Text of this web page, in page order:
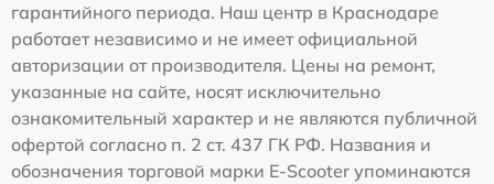
гарантийного периода. Наш центр в Краснодаре
работает независимо и не имеет официальной
авторизации от производителя. Цены на ремонт,
указанные на сайте, носят исключительно
ознакомительный характер и не являются публичной
офертой согласно п. 2 ст. 437 ГК РФ. Названия и
обозначения торговой марки E-Scooter упоминаются